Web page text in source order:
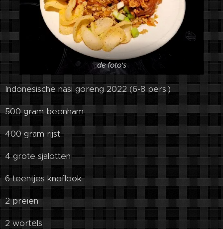
de foto's
Indonesische nasi goreng 2022 (6-8 pers.)
500 gram beenham
400 gram rijst
4 grote sjalotten
6 teentjes knoflook
2 preien
2 wortels